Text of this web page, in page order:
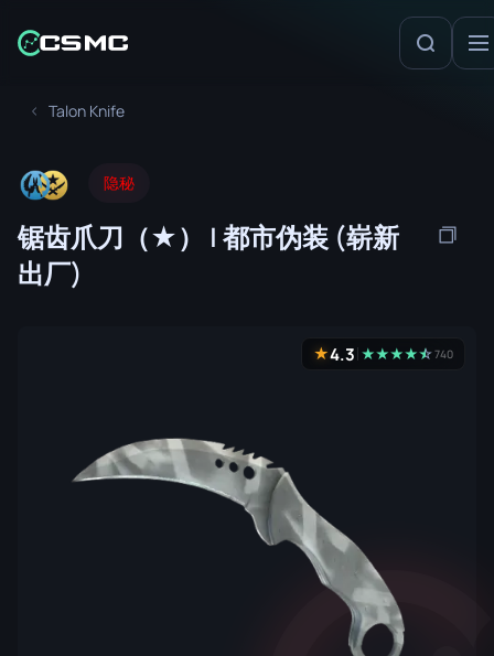
Talon Knife
隐秘
锯齿爪刀（★） | 都市伪装 (崭新
出厂)
★4.3 ★★★★★
☆740